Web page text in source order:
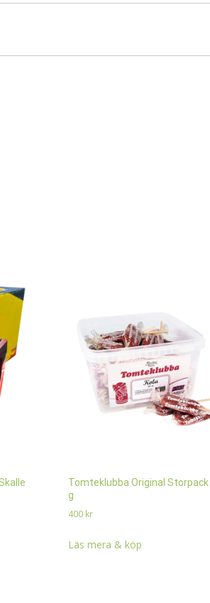
Tomteklubba Original Storpack
g
400 kr
Läs mera & köp